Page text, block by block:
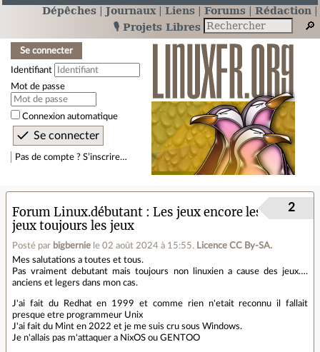
Dépêches Journaux Liens Forums
Rédaction
🎙️ Projets Libres
Se connecter
Identifiant
Mot de passe
Connexion automatique
Pas de compte ? S’inscrire…
Forum Linux.débutant
Les jeux encore les
jeux toujours les jeux
Posté par bigbernie le 02 août 2024 à 15:55. Licence CC By‑SA.
2
Mes salutations a toutes et tous.
Pas vraiment debutant mais toujours non linuxien a cause des jeux….
anciens et legers dans mon cas.
J'ai fait du Redhat en 1999 et comme rien n'etait reconnu il fallait
presque etre programmeur Unix
J'ai fait du Mint en 2022 et je me suis cru sous Windows.
Je n'allais pas m'attaquer a NixOS ou GENTOO